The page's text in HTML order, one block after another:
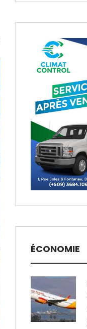
ÉCONOMIE